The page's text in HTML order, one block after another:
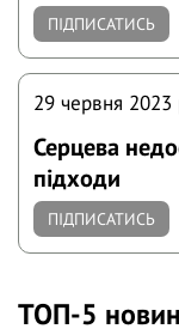
ПІДПИСАТИСЬ
29 червня 2023
Серцева
підходи
ПІДПИСАТИСЬ
ТОП-5 новин